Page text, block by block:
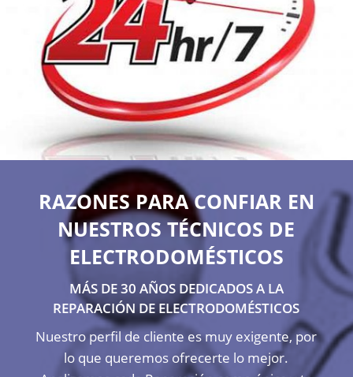
RAZONES PARA CONFIAR EN
NUESTROS TÉCNICOS DE
ELECTRODOMÉSTICOS
MÁS DE 30 AÑOS DEDICADOS A LA
REPARACIÓN DE ELECTRODOMÉSTICOS
Nuestro perfil de cliente es muy exigente, por
lo que queremos ofrecerte lo mejor.